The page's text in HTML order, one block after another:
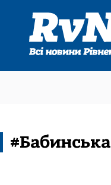
#Бабинська